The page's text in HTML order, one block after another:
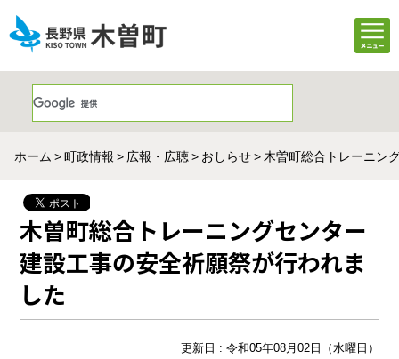
ホーム 町政情報 広報・広聴 おしらせ 木曽町総合トレーニン
木曽町総合トレーニングセンター
建設工事の安全祈願祭が行われま
した
更新日 : 令和05年08月02日（水曜日）